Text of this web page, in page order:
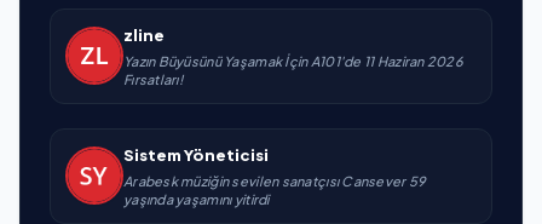
zline
Yazın Büyüsünü Yaşamak İçin A101'de 11 Haziran 2026
Fırsatları!
Sistem Yöneticisi
Arabesk müziğin sevilen sanatçısı Cansever 59
yaşında yaşamını yitirdi